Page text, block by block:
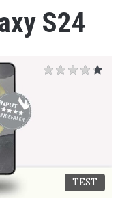
S24
TEST